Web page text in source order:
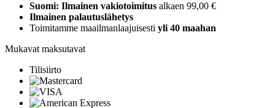
Suomi: Ilmainen vakiotoimitus alkaen 99,00 €
Ilmainen palautuslähetys
Toimitamme maailmanlaajuisesti yli 40 maahan
Mukavat maksutavat
Tilisiirto